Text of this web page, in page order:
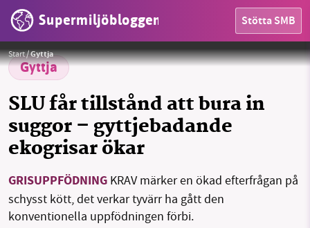
Supermiljöbloggen Stötta SMB
OMRÅDEN
MILJÖFAKTA
OM OSS
Sök Sparade inlägg Tipsa oss
Facebook Instagram
Start/Gyttja
Gyttja
SLU får tillstånd att bura in
suggor – gyttjebadande
ekogrisar ökar
GRISUPPFÖDNING KRAV märker en ökad efterfrågan på
schysst kött, det verkar tyvärr ha gått den
konventionella uppfödningen förbi.
Foto:Duncan Hull, CC BY 2.0